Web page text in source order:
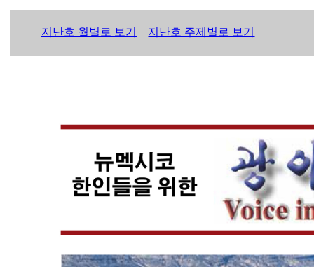
지난호 월별로 보기 지난호 주제별로 보기